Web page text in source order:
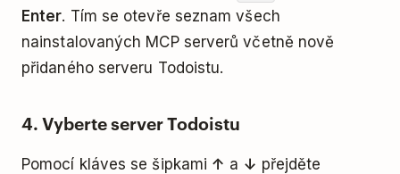
Enter. Tím se otevře seznam všech
nainstalovaných MCP serverů včetně nově
přidaného serveru Todoistu.
4. Vyberte server Todoistu
Pomocí kláves se šipkami ↑ a ↓ přejděte